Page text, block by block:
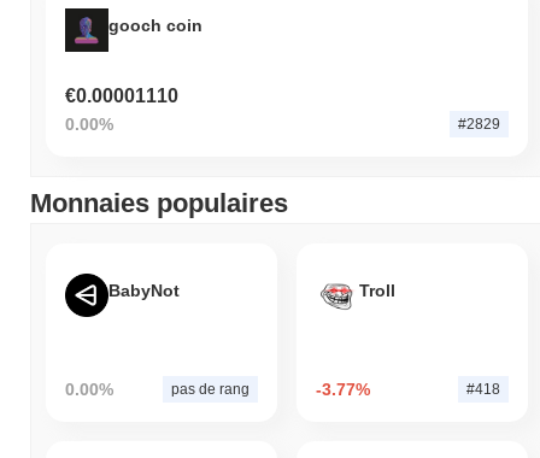
gooch coin
€0.00001110
0.00% #2829
Monnaies populaires
BabyNot
0.00% pas de rang
Troll
-3.77% #418